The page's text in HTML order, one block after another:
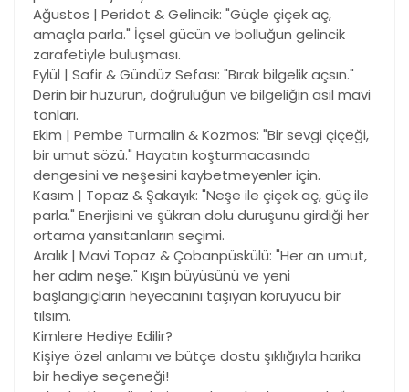
Ağustos | Peridot & Gelincik: "Güçle çiçek aç,
amaçla parla." İçsel gücün ve bolluğun gelincik
zarafetiyle buluşması.
Eylül | Safir & Gündüz Sefası: "Bırak bilgelik açsın."
Derin bir huzurun, doğruluğun ve bilgeliğin asil mavi
tonları.
Ekim | Pembe Turmalin & Kozmos: "Bir sevgi çiçeği,
bir umut sözü." Hayatın koşturmacasında
dengesini ve neşesini kaybetmeyenler için.
Kasım | Topaz & Şakayık: "Neşe ile çiçek aç, güç ile
parla." Enerjisini ve şükran dolu duruşunu girdiği her
ortama yansıtanların seçimi.
Aralık | Mavi Topaz & Çobanpüskülü: "Her an umut,
her adım neşe." Kışın büyüsünü ve yeni
başlangıçların heyecanını taşıyan koruyucu bir
tılsım.
Kimlere Hediye Edilir?
Kişiye özel anlamı ve bütçe dostu şıklığıyla harika
bir hediye seçeneği!